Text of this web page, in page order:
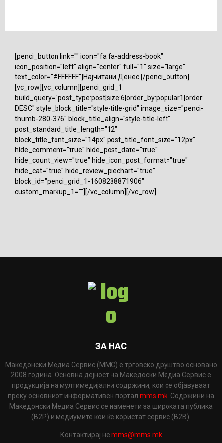
[penci_button link="" icon="fa fa-address-book"
icon_position="left" align="center" full="1" size="large"
text_color="#FFFFFF"]Најчитани Денес [/penci_button]
[vc_row][vc_column][penci_grid_1
build_query="post_type:post|size:6|order_by:popular1|order:
DESC" style_block_title="style-title-grid" image_size="penci-
thumb-280-376" block_title_align="style-title-left"
post_standard_title_length="12"
block_title_font_size="14px" post_title_font_size="12px"
hide_comment="true" hide_post_date="true"
hide_count_view="true" hide_icon_post_format="true"
hide_cat="true" hide_review_piechart="true"
block_id="penci_grid_1-1608288871906"
custom_markup_1=""][/vc_column][/vc_row]
ЗА НАС
Македонски Медиа Сервис (ММС) е трговско друштво основано
2008 година. Основна дејност на Македоски Медиа Сервис е
продукција на мултимедијални содржини, кои се објавуваат
преку основниот информативен портал mms.mk . Содржини на
Македонски Медиа Сервис се наменети за широката публика
(B2P) и медиумите кои ќе користат сервис (B2B).
Контактирај не mms@mms.mk